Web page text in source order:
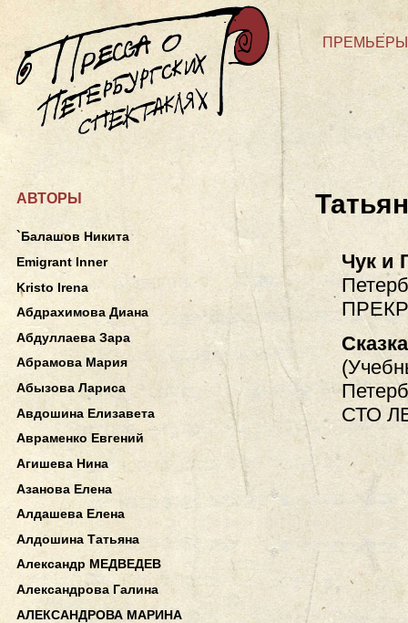
ПРЕМЬЕРЫ
Чук и
СТО
АВТОРЫ
`Балашов Никита
Emigrant Inner
Kristo Irena
Абдрахимова Диана
Абдуллаева Зара
Абрамова Мария
Абызова Лариса
Авдошина Елизавета
Авраменко Евгений
Агишева Нина
Азанова Елена
Алдашева Елена
Алдошина Татьяна
Александр МЕДВЕДЕВ
Александрова Галина
АЛЕКСАНДРОВА МАРИНА